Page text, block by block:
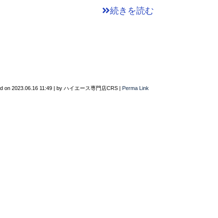
続きを読む
on 2023.06.16 11:49 | by ハイエース専門店CRS | Perma Link